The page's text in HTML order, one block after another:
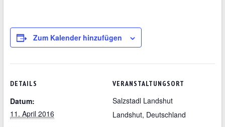
Zum Kalender hinzufügen
DETAILS
Datum:
11. April 2016
VERANSTALTUNGSORT
Salzstadl Landshut
Landshut, Deutschland